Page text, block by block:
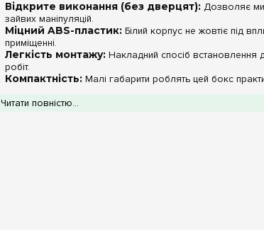
Відкрите виконання (без дверцят):Дозволяє
зайвих маніпуляцій.
Міцний ABS-пластик:Білий корпус не жовтіє під
приміщенні.
Легкість монтажу:Накладний спосіб встановлення
робіт.
Компактність:Малі габарити роблять цей бокс
Технічні характеристики боксу
Читати повністю...